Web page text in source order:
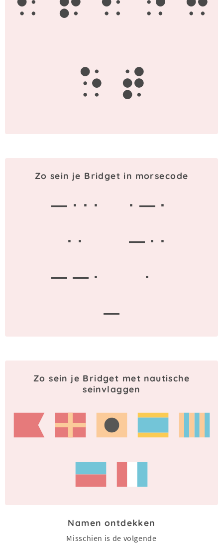
e t
Zo sein je Bridget in morsecode
— · · ·
· — ·
· ·
— · ·
— — ·
·
—
Zo sein je Bridget met nautische
seinvlaggen
Namen ontdekken
Misschien is de volgende